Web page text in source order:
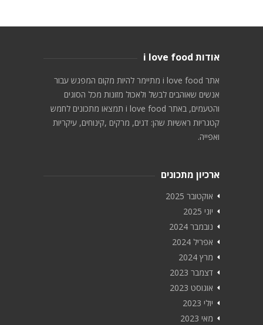
אודות i love food
אתר i love food מתיימר להיות מקום המפגש עבור
אנשים שאוהבים לבשל ולאכול מזונות מכל הסוגים
והטעמים, באתר i love food תמצאו מתכונים לחמש
קטגריות ראשיות שהן: דגים, מרקים ,קינוחים, עיקריות
ואפייה.
ארכיון מתכונים
אוקטובר 2025
יוני 2025
נובמבר 2024
אפריל 2024
מרץ 2024
דצמבר 2023
אוגוסט 2023
יולי 2023
מאי 2023